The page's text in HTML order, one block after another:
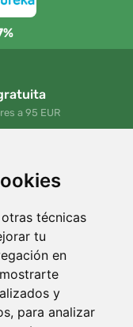
técnicas
tu
en
y
para analizar
a 95 EUR
cualquier momento
Leer más